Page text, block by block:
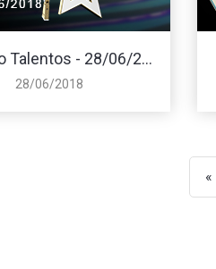
Talentos - 28/06/2...
28/06/2018
«